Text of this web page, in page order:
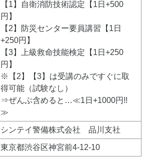
【1】自衛消防技術認定【1日+500
円】
【2】防災センター要員講習【1日
+250円】
【3】上級救命技能検定【1日+250
円】
※【2】【3】は受講のみですぐに取
得可能（試験なし）
⇒ぜんぶ含めると…≪1日+1000円!!
≫
シンテイ警備株式会社 品川支社
東京都渋谷区神宮前4-12-10